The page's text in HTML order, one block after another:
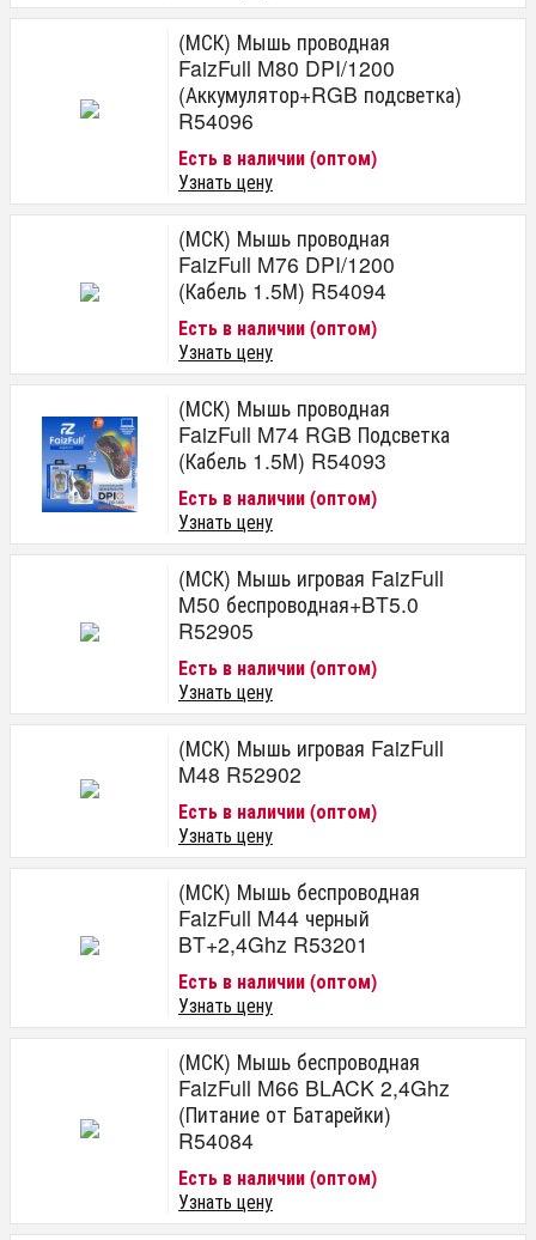
(МСК) Мышь проводная
FaizFull M80 DPI/1200
(Аккумулятор+RGB подсветка)
R54096
Есть в наличии (оптом)
Узнать цену
(МСК) Мышь проводная
FaizFull M76 DPI/1200
(Кабель 1.5М) R54094
Есть в наличии (оптом)
Узнать цену
(МСК) Мышь проводная
FaizFull M74 RGB Подсветка
(Кабель 1.5М) R54093
Есть в наличии (оптом)
Узнать цену
(МСК) Мышь игровая FaizFull
M50 беспроводная+BT5.0
R52905
Есть в наличии (оптом)
Узнать цену
(МСК) Мышь игровая FaizFull
M48 R52902
Есть в наличии (оптом)
Узнать цену
(МСК) Мышь беспроводная
FaizFull M44 черный
BT+2,4Ghz R53201
Есть в наличии (оптом)
Узнать цену
(МСК) Мышь беспроводная
FaizFull M66 BLACK 2,4Ghz
(Питание от Батарейки)
R54084
Есть в наличии (оптом)
Узнать цену